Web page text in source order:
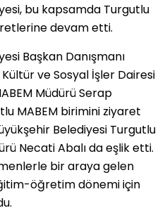
bu kapsamda Turgutlu
devam etti.
Başkan Danışmanı
ve Sosyal İşler Dairesi
Müdürü Serap
MABEM birimini ziyaret
Belediyesi Turgutlu
Necati Abalı da eşlik etti.
bir araya gelen
öğretim dönemi için